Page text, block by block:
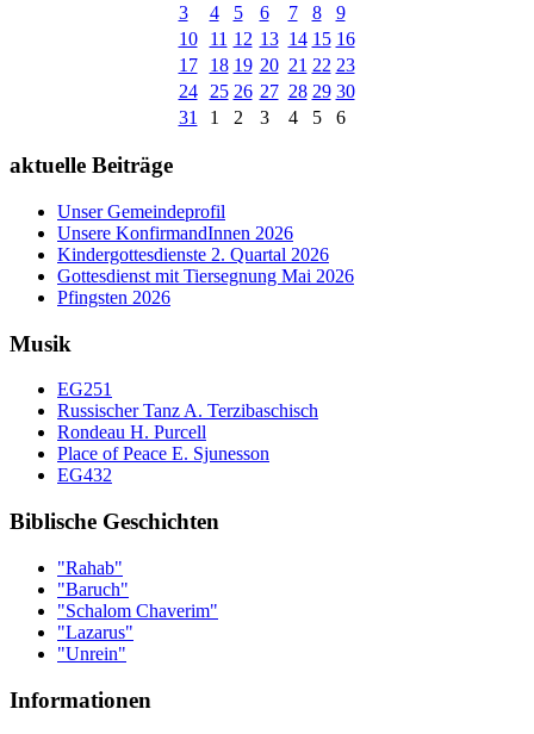
3
4 5 6 7 8
9
10
11 12 13 14 15 16
17
18 19 20 21 22 23
24
25 26 27 28 29 30
31
1 2 3 4 5 6
aktuelle Beiträge
Unser Gemeindeprofil
Unsere KonfirmandInnen 2026
Kindergottesdienste 2. Quartal 2026
Gottesdienst mit Tiersegnung Mai 2026
Pfingsten 2026
Musik
EG251
Russischer Tanz A. Terzibaschisch
Rondeau H. Purcell
Place of Peace E. Sjunesson
EG432
Biblische Geschichten
"Rahab"
"Baruch"
"Schalom Chaverim"
"Lazarus"
"Unrein"
Informationen